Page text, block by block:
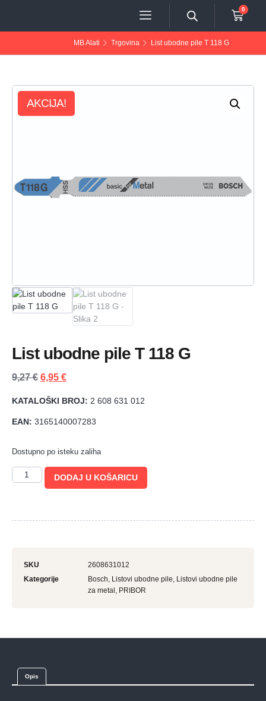
0
MB Alati Trgovina List ubodne pile T 118 G
AKCIJA!
List ubodne pile T 118 G
9,27€ 6,95 €
KATALOŠKI BROJ: 2 608 631 012
EAN: 3165140007283
Dostupno po isteku zaliha
DODAJ U KOŠARICU
SKU
2608631012
Kategorije
Bosch, Listovi ubodne pile, Listovi ubodne pile
za metal, PRIBOR
Opis